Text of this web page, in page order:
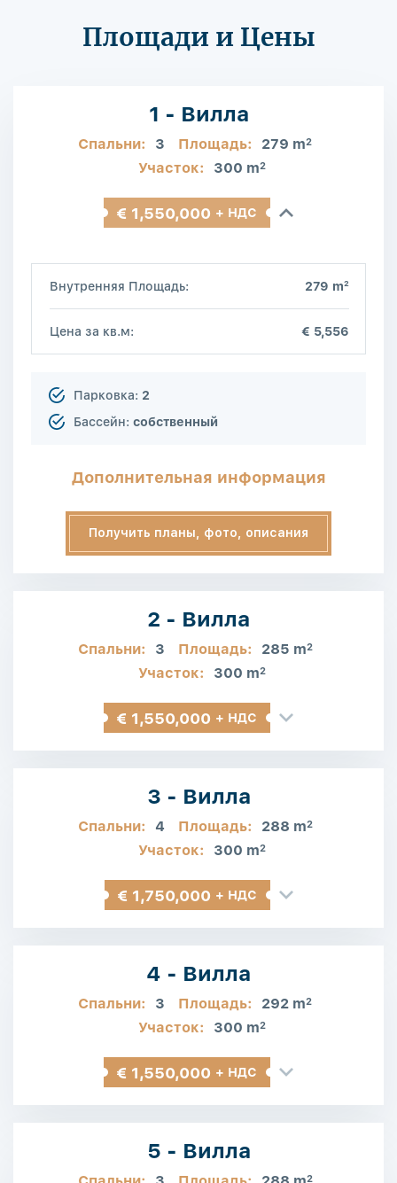
Площади и Цены
1 - Вилла
Спальни: 3 Площадь: 279 m2
Участок: 300 m2
€ 1,550,000 + НДС
Внутренняя Площадь: 279 m2
Цена за кв.м: € 5,556
Парковка: 2
Бассейн: собственный
Дополнительная информация
Получить планы, фото, описания
2 - Вилла
Спальни: 3 Площадь: 285 m2
Участок: 300 m2
€ 1,550,000 + НДС
3 - Вилла
Спальни: 4 Площадь: 288 m2
Участок: 300 m2
€ 1,750,000 + НДС
4 - Вилла
Спальни: 3 Площадь: 292 m2
Участок: 300 m2
€ 1,550,000 + НДС
5 - Вилла
2